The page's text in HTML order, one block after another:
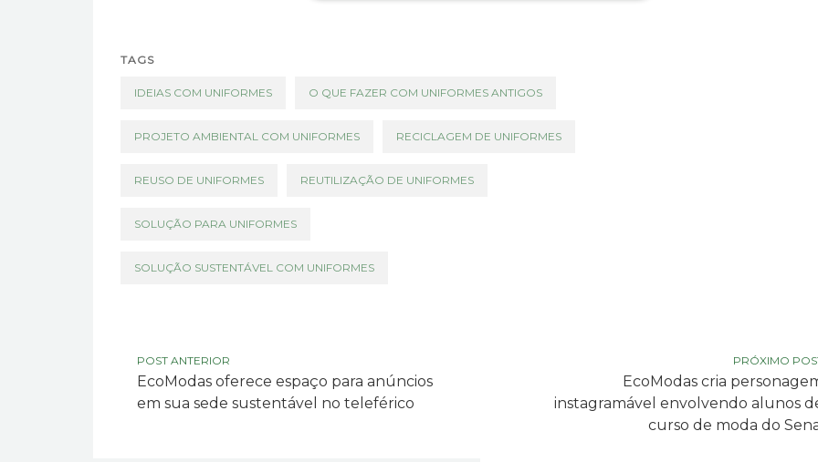
TAGS
IDEIAS COM UNIFORMES O QUE FAZER COM UNIFORMES ANTIGOS
PROJETO AMBIENTAL COM UNIFORMES RECICLAGEM DE UNIFORMES
REUSO DE UNIFORMES REUTILIZAÇÃO DE UNIFORMES
SOLUÇÃO PARA UNIFORMES
SOLUÇÃO SUSTENTÁVEL COM UNIFORMES
POST ANTERIOR
EcoModas oferece espaço para anúncios
em sua sede sustentável no teleférico
PRÓXIMO
EcoModas cria
instagramável envolvendo alunos
curso de moda do